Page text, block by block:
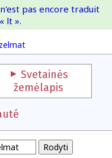
IOI
pas encore traduit
lt ».
Svetainės
žemėlapis